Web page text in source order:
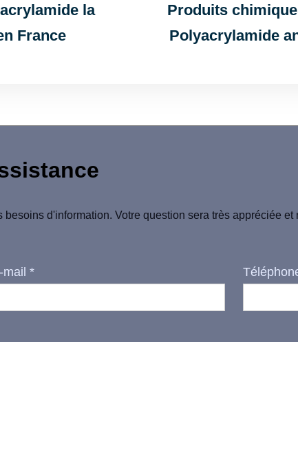
la
France
Produits
Polyacrylamide
d'information. Votre question sera très appréciée
mail *